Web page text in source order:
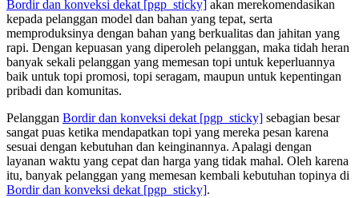
Bordir dan konveksi dekat [pgp_sticky] akan merekomendasikan
kepada pelanggan model dan bahan yang tepat, serta
memproduksinya dengan bahan yang berkualitas dan jahitan yang
rapi. Dengan kepuasan yang diperoleh pelanggan, maka tidah heran
banyak sekali pelanggan yang memesan topi untuk keperluannya
baik untuk topi promosi, topi seragam, maupun untuk kepentingan
pribadi dan komunitas.
Pelanggan Bordir dan konveksi dekat [pgp_sticky] sebagian besar
sangat puas ketika mendapatkan topi yang mereka pesan karena
sesuai dengan kebutuhan dan keinginannya. Apalagi dengan
layanan waktu yang cepat dan harga yang tidak mahal. Oleh karena
itu, banyak pelanggan yang memesan kembali kebutuhan topinya di
Bordir dan konveksi dekat [pgp_sticky].